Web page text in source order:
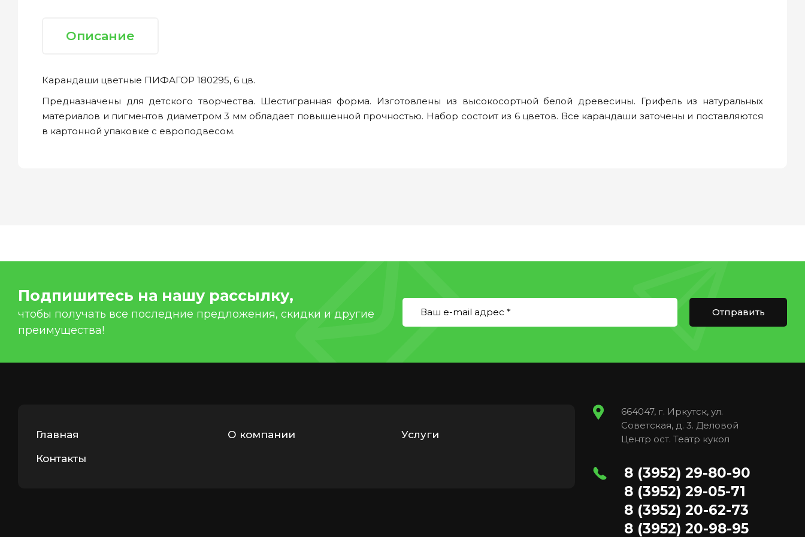
Описание
Карандаши цветные ПИФАГОР 180295, 6 цв.
Предназначены для детского творчества. Шестигранная форма. Изготовлены из высокосортной белой древесины. Грифель из натуральных
материалов и пигментов диаметром 3 мм обладает повышенной прочностью. Набор состоит из 6 цветов. Все карандаши заточены и поставляются
в картонной упаковке с европодвесом.
Подпишитесь на нашу рассылку,
чтобы получать все последние предложения, скидки и другие
преимущества!
Отправить
Главная О компании
Услуги
Контакты
664047, г. Иркутск, ул.
Советская, д. 3. Деловой
Центр ост. Театр кукол
8 (3952) 29-80-90
8 (3952) 29-05-71
8 (3952) 20-62-73
8 (3952) 20-98-95